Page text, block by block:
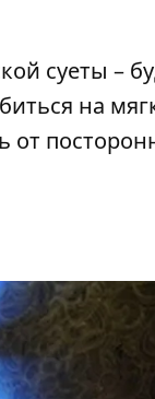
суеты –
на